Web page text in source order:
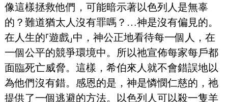
像這樣拯救他們，可能暗示著以色列人是無辜
的？難道猶太人沒有罪嗎？…神是沒有偏見的。
在人生的⸢遊戲⸥中，神公正地看待每一個人，在
一個公平的競爭環境中。所以祂宣佈每家每戶都
面臨死亡威脅。這樣，希伯來人就不會錯誤地以
為他們沒有錯。感恩的是，神是憐憫仁慈的，祂
提供了一個逃避的方法。以色列人可以殺一隻羊